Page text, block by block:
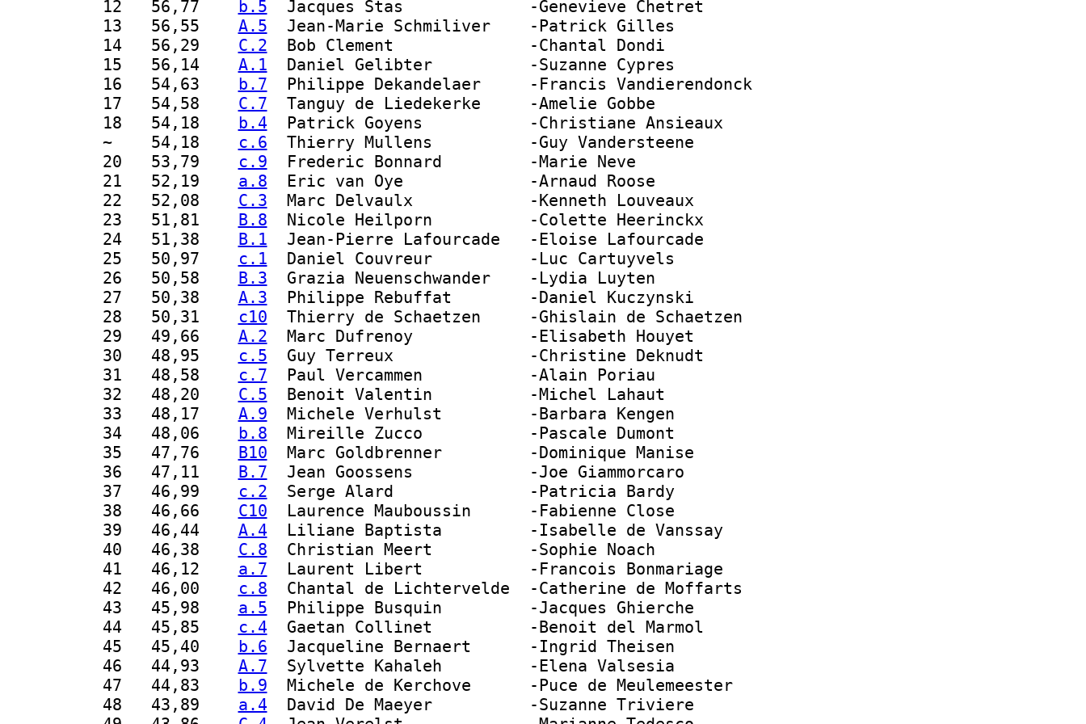
12
   56,77
b.5
  Jacques Stas             -Genevieve Chetret
13
   56,55
A.5
  Jean-Marie Schmiliver    -Patrick Gilles
14
   56,29
C.2
  Bob Clement              -Chantal Dondi
15
   56,14
A.1
  Daniel Gelibter          -Suzanne Cypres
16
   54,63
b.7
  Philippe Dekandelaer     -Francis Vandierendonck
17
   54,58
C.7
  Tanguy de Liedekerke     -Amelie Gobbe
18
   54,18
b.4
  Patrick Goyens           -Christiane Ansieaux
~
   54,18
c.6
  Thierry Mullens          -Guy Vandersteene
20
   53,79
c.9
  Frederic Bonnard         -Marie Neve
21
   52,19
a.8
  Eric van Oye             -Arnaud Roose
22
   52,08
C.3
  Marc Delvaulx            -Kenneth Louveaux
23
   51,81
B.8
  Nicole Heilporn          -Colette Heerinckx
24
   51,38
B.1
  Jean-Pierre Lafourcade   -Eloise Lafourcade
25
   50,97
c.1
  Daniel Couvreur          -Luc Cartuyvels
26
   50,58
B.3
  Grazia Neuenschwander    -Lydia Luyten
27
   50,38
A.3
  Philippe Rebuffat        -Daniel Kuczynski
28
   50,31
c10
  Thierry de Schaetzen     -Ghislain de Schaetzen
29
   49,66
A.2
  Marc Dufrenoy            -Elisabeth Houyet
30
   48,95
c.5
  Guy Terreux              -Christine Deknudt
31
   48,58
c.7
  Paul Vercammen           -Alain Poriau
32
   48,20
C.5
  Benoit Valentin          -Michel Lahaut
33
   48,17
A.9
  Michele Verhulst         -Barbara Kengen
34
   48,06
b.8
  Mireille Zucco           -Pascale Dumont
35
   47,76
B10
  Marc Goldbrenner         -Dominique Manise
36
   47,11
B.7
  Jean Goossens            -Joe Giammorcaro
37
   46,99
c.2
  Serge Alard              -Patricia Bardy
38
   46,66
C10
  Laurence Mauboussin      -Fabienne Close
39
   46,44
A.4
  Liliane Baptista         -Isabelle de Vanssay
40
   46,38
C.8
  Christian Meert          -Sophie Noach
41
   46,12
a.7
  Laurent Libert           -Francois Bonmariage
42
   46,00
c.8
  Chantal de Lichtervelde  -Catherine de Moffarts
43
   45,98
a.5
  Philippe Busquin         -Jacques Ghierche
44
   45,85
c.4
  Gaetan Collinet          -Benoit del Marmol
45
   45,40
b.6
  Jacqueline Bernaert      -Ingrid Theisen
46
   44,93
A.7
  Sylvette Kahaleh         -Elena Valsesia
47
   44,83
b.9
  Michele de Kerchove      -Puce de Meulemeester
48
   43,89
a.4
  David De Maeyer          -Suzanne Triviere